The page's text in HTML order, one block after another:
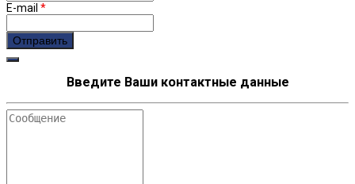
E-mail *
Введите Ваши контактные данные
Сообщение